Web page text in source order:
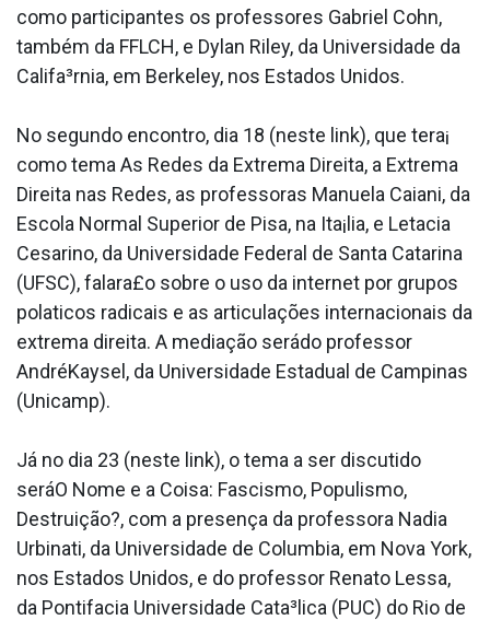
como participantes os professores Gabriel Cohn,
também da FFLCH, e Dylan Riley, da Universidade da
Califa³rnia, em Berkeley, nos Estados Unidos.
No segundo encontro, dia 18 (neste link), que tera¡
como tema As Redes da Extrema Direita, a Extrema
Direita nas Redes, as professoras Manuela Caiani, da
Escola Normal Superior de Pisa, na Ita¡lia, e Leta­cia
Cesarino, da Universidade Federal de Santa Catarina
(UFSC), falara£o sobre o uso da internet por grupos
pola­ticos radicais e as articulações internacionais da
extrema direita. A mediação serádo professor
AndréKaysel, da Universidade Estadual de Campinas
(Unicamp).
Já no dia 23 (neste link), o tema a ser discutido
seráO Nome e a Coisa: Fascismo, Populismo,
Destruição?, com a presença da professora Nadia
Urbinati, da Universidade de Columbia, em Nova York,
nos Estados Unidos, e do professor Renato Lessa,
da Pontifa­cia Universidade Cata³lica (PUC) do Rio de